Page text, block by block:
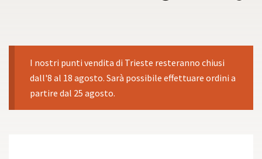
I nostri punti vendita di Trieste resteranno chiusi
dall'8 al 18 agosto. Sarà possibile effettuare ordini a
partire dal 25 agosto.